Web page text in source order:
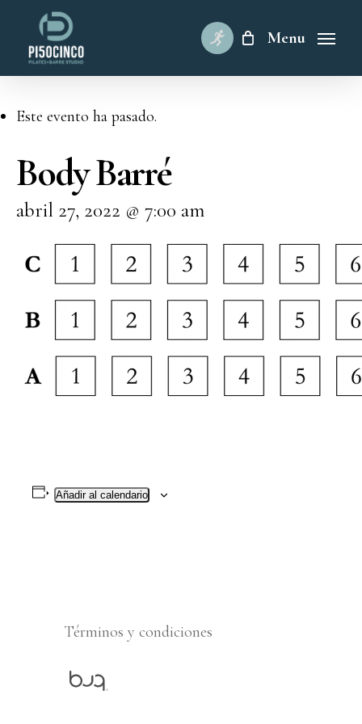
content
Menu
Este evento ha pasado.
Body Barré
abril 27, 2022 @ 7:00 am
Añadir al calendario
Términos y condiciones